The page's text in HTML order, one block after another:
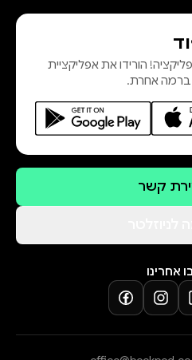
הורידו את אפליקציית
ברמה אחרת.
קשר
אחרינו